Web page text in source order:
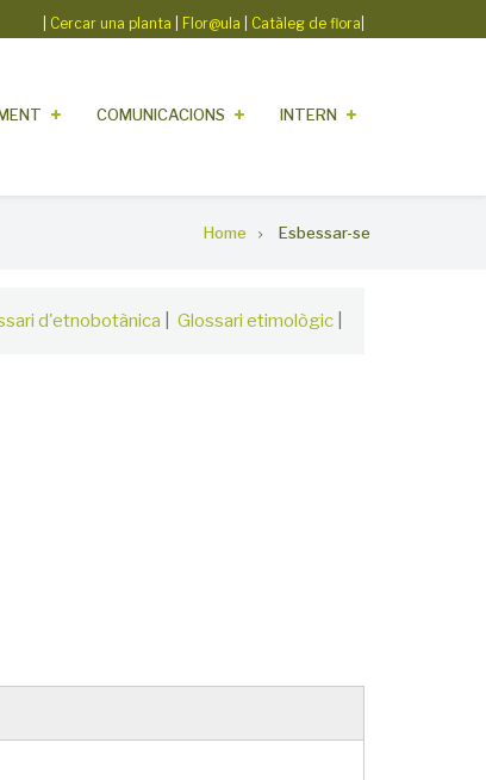
Cercar una planta Flor@ula Catàleg de flora
COMUNICACIONS INTERN
Home Esbessar-se
d'etnobotànica Glossari etimològic